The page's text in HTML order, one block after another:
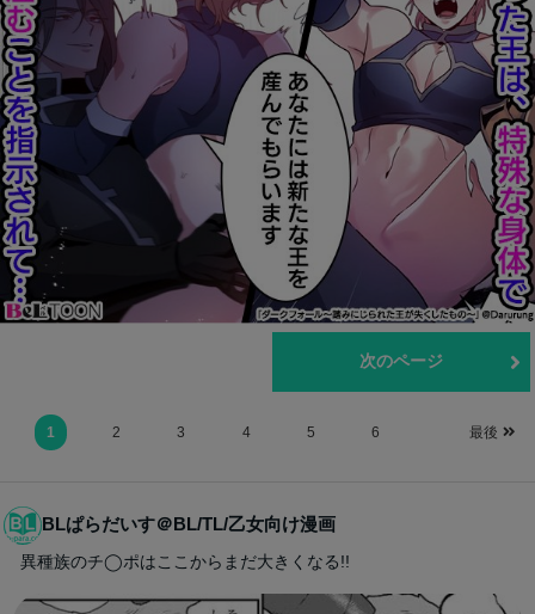
次のページ
1 2 3 4 5 6 最後
BLぱらだいす＠BL/TL/乙女向け漫画
異種族のチ◯ポはここからまだ大きくなる!!